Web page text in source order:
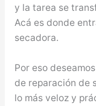
y la tarea se
Acá es donde
secadora.
Por eso
de reparación de
lo más veloz y